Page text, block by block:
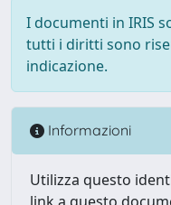
I documenti in IRIS
tutti i diritti sono
indicazione.
Informazioni
Utilizza questo